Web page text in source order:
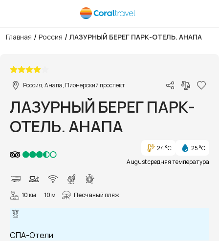
Главная / Россия / ЛАЗУРНЫЙ БЕРЕГ ПАРК-ОТЕЛЬ. АНАПА
Россия, Анапа, Пионерский проспект
ЛАЗУРНЫЙ БЕРЕГ ПАРК-
ОТЕЛЬ. АНАПА
24 °C
25 °C
August средняя температура
10 км 10 м Песчаный пляж
СПА-Отели